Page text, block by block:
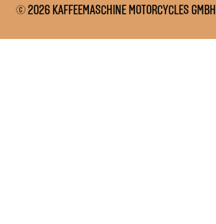
© 2026 KAFFEEMASCHINE MOTORCYCLES GMBH